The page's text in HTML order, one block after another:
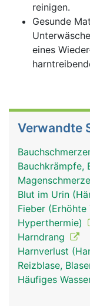
reinigen.
Gesunde
eines
Verwandte
Bauchkrämpfe,
Blut im Urin
Fieber (Erhöhte
Hyperthermie)
Harndrang
Harnverlust
Reizblase,
Häufiges